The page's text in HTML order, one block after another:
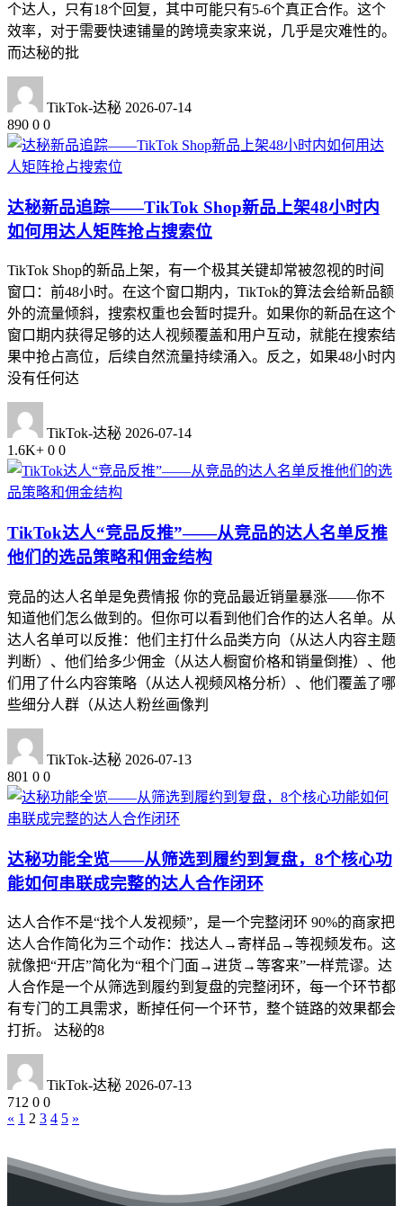
个达人，只有18个回复，其中可能只有5-6个真正合作。这个
效率，对于需要快速铺量的跨境卖家来说，几乎是灾难性的。
而达秘的批
TikTok-达秘 2026-07-14
890 0 0
达秘新品追踪——TikTok Shop新品上架48小时内
如何用达人矩阵抢占搜索位
TikTok Shop的新品上架，有一个极其关键却常被忽视的时间
窗口：前48小时。在这个窗口期内，TikTok的算法会给新品额
外的流量倾斜，搜索权重也会暂时提升。如果你的新品在这个
窗口期内获得足够的达人视频覆盖和用户互动，就能在搜索结
果中抢占高位，后续自然流量持续涌入。反之，如果48小时内
没有任何达
TikTok-达秘 2026-07-14
1.6K+ 0 0
TikTok达人“竞品反推”——从竞品的达人名单反推
他们的选品策略和佣金结构
竞品的达人名单是免费情报 你的竞品最近销量暴涨——你不
知道他们怎么做到的。但你可以看到他们合作的达人名单。从
达人名单可以反推：他们主打什么品类方向（从达人内容主题
判断）、他们给多少佣金（从达人橱窗价格和销量倒推）、他
们用了什么内容策略（从达人视频风格分析）、他们覆盖了哪
些细分人群（从达人粉丝画像判
TikTok-达秘 2026-07-13
801 0 0
达秘功能全览——从筛选到履约到复盘，8个核心功
能如何串联成完整的达人合作闭环
达人合作不是“找个人发视频”，是一个完整闭环 90%的商家把
达人合作简化为三个动作：找达人→寄样品→等视频发布。这
就像把“开店”简化为“租个门面→进货→等客来”一样荒谬。达
人合作是一个从筛选到履约到复盘的完整闭环，每一个环节都
有专门的工具需求，断掉任何一个环节，整个链路的效果都会
打折。 达秘的8
TikTok-达秘 2026-07-13
712 0 0
« 1 2 3 4 5 »